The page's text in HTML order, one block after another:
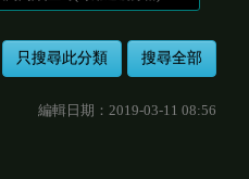
編輯日期：2019-03-11 08:56